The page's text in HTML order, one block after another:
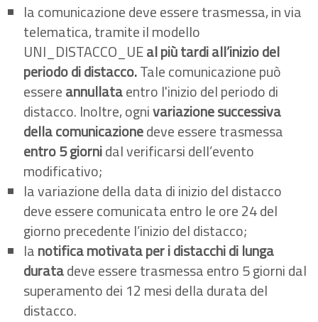
la comunicazione deve essere trasmessa, in via
telematica, tramite il modello
UNI_DISTACCO_UEal più tardi all’inizio del
periodo di distacco.Tale comunicazione può
essereannullataentro l'inizio del periodo di
distacco. Inoltre, ognivariazione successiva
della comunicazionedeve essere trasmessa
entro 5 giornidal verificarsi dell’evento
modificativo;
la variazione della data di inizio del distacco
deve essere comunicata entro le ore 24 del
giorno precedente l’inizio del distacco;
lanotifica motivata per i distacchi di lunga
duratadeve essere trasmessa entro 5 giorni dal
superamento dei 12 mesi della durata del
distacco.